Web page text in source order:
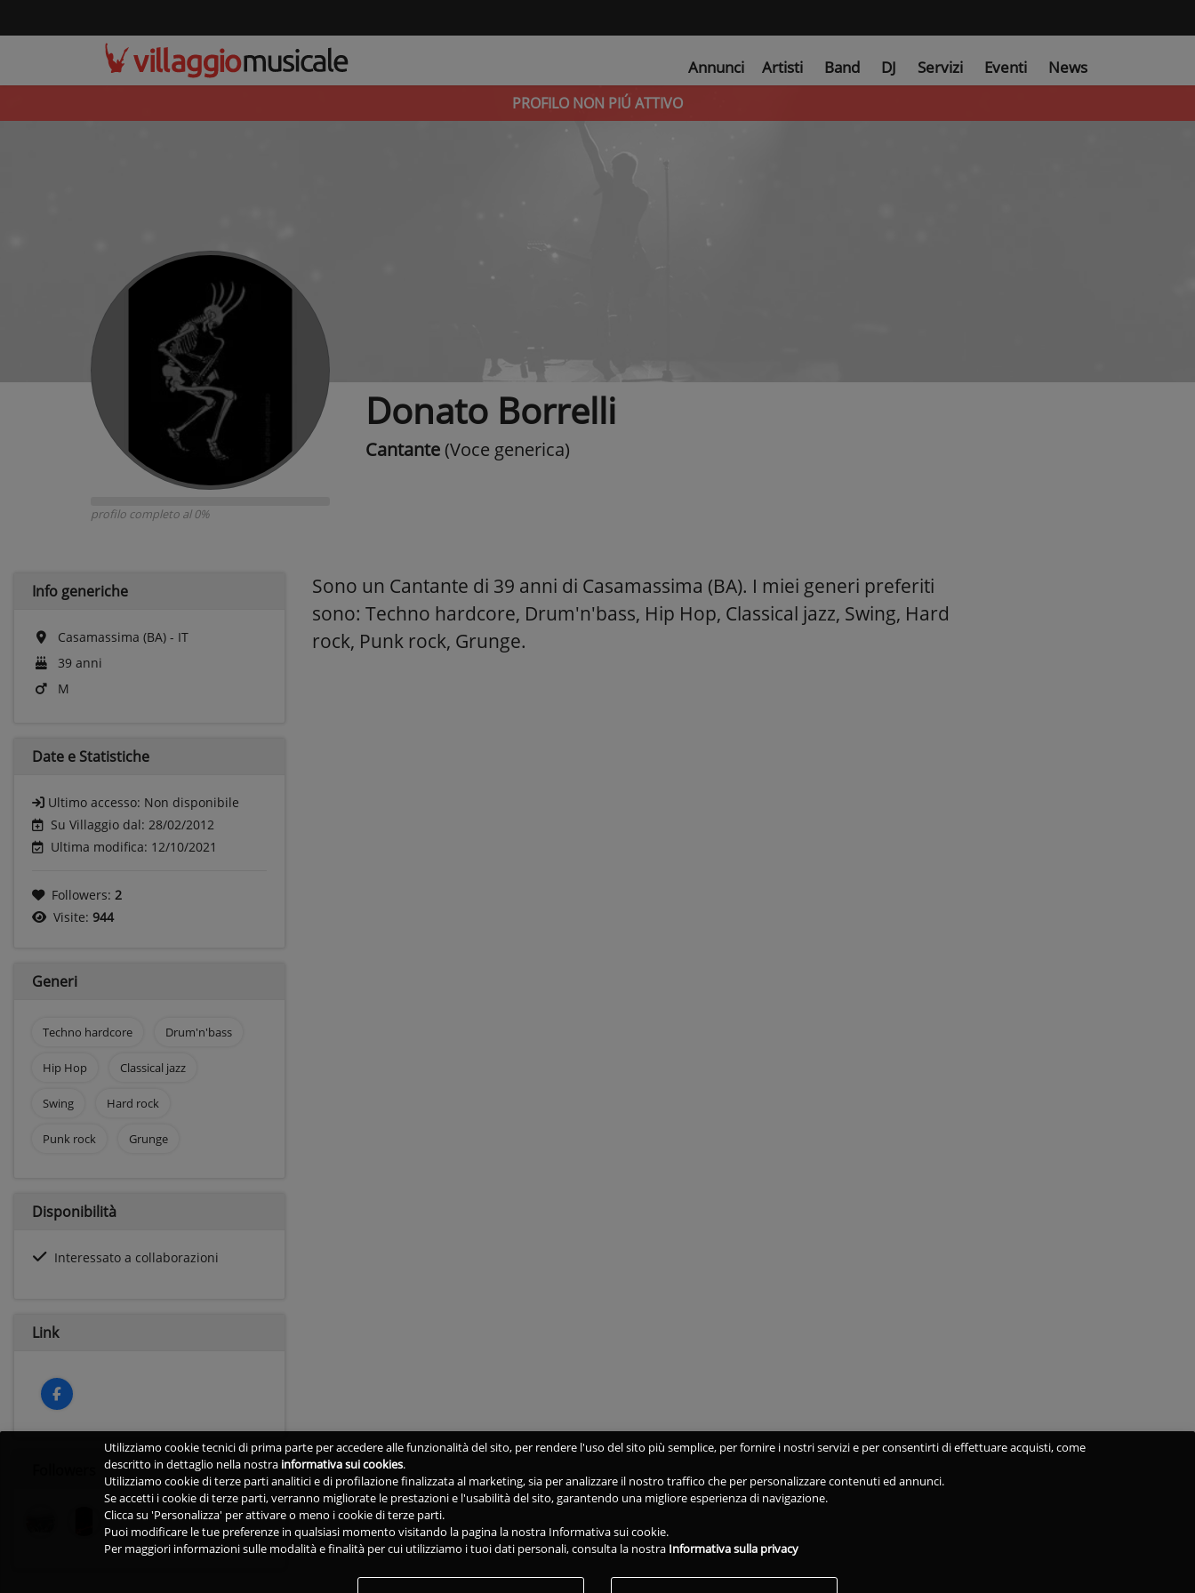
Annunci Artisti Band DJ Servizi Eventi News
PROFILO NON PIÚ ATTIVO
profilo completo al 0%
Donato Borrelli
Cantante (Voce generica)
Info generiche
Casamassima (BA) - IT
39 anni
M
Date e Statistiche
Ultimo accesso: Non disponibile
Su Villaggio dal: 28/02/2012
Ultima modifica: 12/10/2021
Followers: 2
Visite: 944
Generi
Techno hardcore Drum'n'bass
Hip Hop Classical jazz
Swing Hard rock
Punk rock Grunge
Disponibilità
Interessato a collaborazioni
Link
Sono un Cantante di 39 anni di Casamassima (BA). I miei generi preferiti
sono: Techno hardcore, Drum'n'bass, Hip Hop, Classical jazz, Swing, Hard
rock, Punk rock, Grunge.
Utilizziamo cookie tecnici di prima parte per accedere alle funzionalità del sito, per rendere l'uso del sito più semplice, per fornire i nostri servizi e per consentirti di effettuare acquisti, come
descritto in dettaglio nella nostra informativa sui cookies.
Utilizziamo cookie di terze parti analitici e di profilazione finalizzata al marketing, sia per analizzare il nostro traffico che per personalizzare contenuti ed annunci.
Se accetti i cookie di terze parti, verranno migliorate le prestazioni e l'usabilità del sito, garantendo una migliore esperienza di navigazione.
Clicca su 'Personalizza' per attivare o meno i cookie di terze parti.
Puoi modificare le tue preferenze in qualsiasi momento visitando la pagina la nostra Informativa sui cookie.
Per maggiori informazioni sulle modalità e finalità per cui utilizziamo i tuoi dati personali, consulta la nostra Informativa sulla privacy